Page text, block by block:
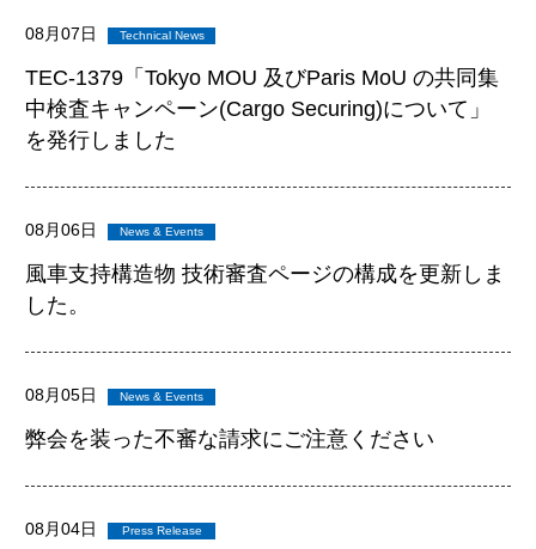
08月07日
TEC-1379「Tokyo MOU 及びParis MoU の共同集
中検査キャンペーン(Cargo Securing)について」
を発行しました
08月06日
風車支持構造物 技術審査ページの構成を更新しま
した。
08月05日
弊会を装った不審な請求にご注意ください
08月04日